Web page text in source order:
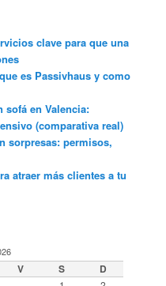
clave para que una
es Passivhaus y como
sofá en Valencia:
(comparativa real)
sorpresas: permisos,
atraer más clientes a tu
V S D